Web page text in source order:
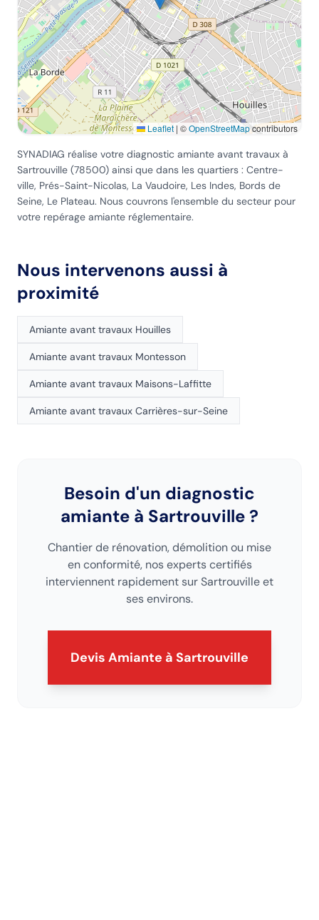
Leaflet | ©OpenStreetMapcontributors
SYNADIAG réalise votre diagnostic amiante avant travaux à
Sartrouville (78500) ainsi que dans les quartiers : Centre-
ville, Prés-Saint-Nicolas, La Vaudoire, Les Indes, Bords de
Seine, Le Plateau. Nous couvrons l'ensemble du secteur pour
votre repérage amiante réglementaire.
Nous intervenons aussi à
proximité
Amiante avant travaux Houilles
Amiante avant travaux Montesson
Amiante avant travaux Maisons-Laffitte
Amiante avant travaux Carrières-sur-Seine
Besoin d'un diagnostic
amiante à Sartrouville?
Chantier de rénovation, démolition ou mise
en conformité, nos experts certifiés
interviennent rapidement surSartrouvilleet
ses environs.
Devis Amiante à Sartrouville